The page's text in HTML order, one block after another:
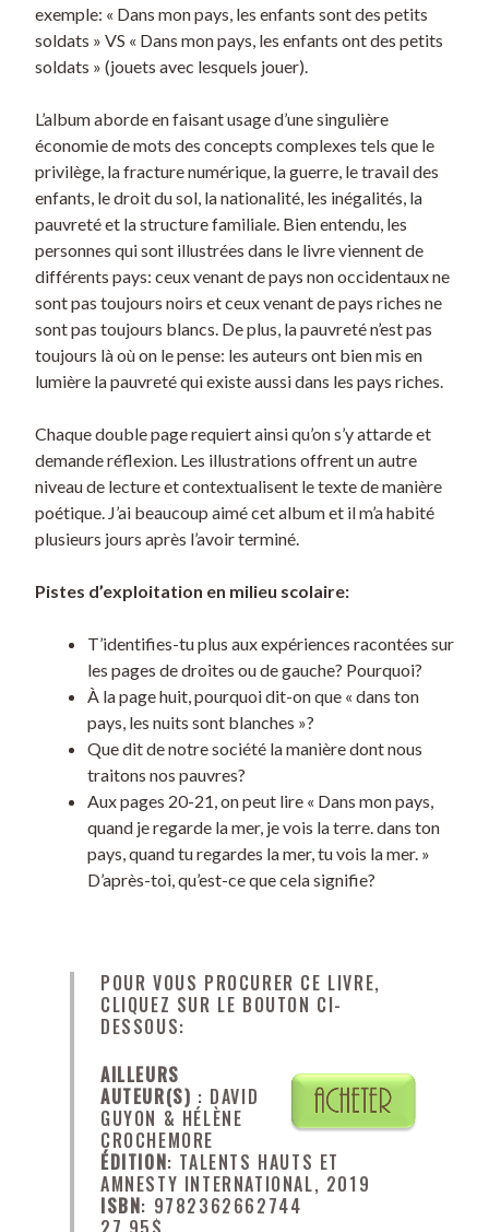
exemple: « Dans mon pays, les enfants sont des petits
soldats » VS « Dans mon pays, les enfants ont des petits
soldats » (jouets avec lesquels jouer).
L’album aborde en faisant usage d’une singulière
économie de mots des concepts complexes tels que le
privilège, la fracture numérique, la guerre, le travail des
enfants, le droit du sol, la nationalité, les inégalités, la
pauvreté et la structure familiale. Bien entendu, les
personnes qui sont illustrées dans le livre viennent de
différents pays: ceux venant de pays non occidentaux ne
sont pas toujours noirs et ceux venant de pays riches ne
sont pas toujours blancs. De plus, la pauvreté n’est pas
toujours là où on le pense: les auteurs ont bien mis en
lumière la pauvreté qui existe aussi dans les pays riches.
Chaque double page requiert ainsi qu’on s’y attarde et
demande réflexion. Les illustrations offrent un autre
niveau de lecture et contextualisent le texte de manière
poétique. J’ai beaucoup aimé cet album et il m’a habité
plusieurs jours après l’avoir terminé.
Pistes d’exploitation en milieu scolaire:
T’identifies-tu plus aux expériences racontées sur
les pages de droites ou de gauche? Pourquoi?
À la page huit, pourquoi dit-on que « dans ton
pays, les nuits sont blanches »?
Que dit de notre société la manière dont nous
traitons nos pauvres?
Aux pages 20-21, on peut lire « Dans mon pays,
quand je regarde la mer, je vois la terre. dans ton
pays, quand tu regardes la mer, tu vois la mer. »
D’après-toi, qu’est-ce que cela signifie?
POUR VOUS PROCURER CE LIVRE,
CLIQUEZ SUR LE BOUTON CI-
DESSOUS:
AILLEURS
AUTEUR(S) : DAVID
GUYON & HÉLÈNE
CROCHEMORE
ÉDITION: TALENTS HAUTS ET
AMNESTY INTERNATIONAL, 2019
ISBN: 9782362662744